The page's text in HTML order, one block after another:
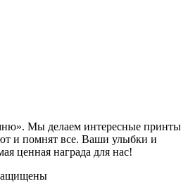
Мы делаем интересные принты
и помнят все. Ваши улыбки и
ценная награда для нас!